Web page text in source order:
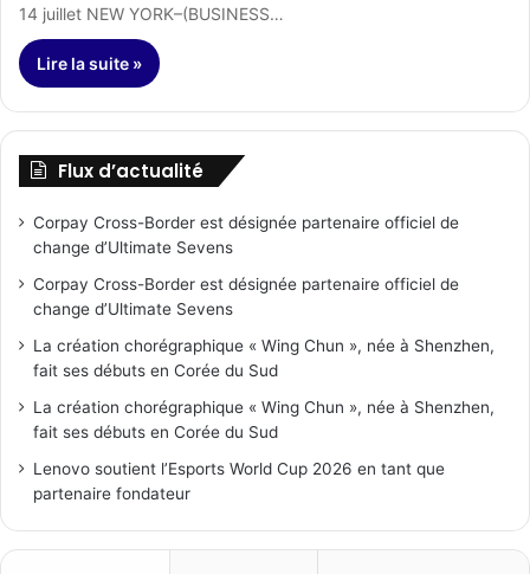
14 juillet NEW YORK–(BUSINESS…
Lire la suite »
Flux d’actualité
Corpay Cross-Border est désignée partenaire officiel de
change d’Ultimate Sevens
Corpay Cross-Border est désignée partenaire officiel de
change d’Ultimate Sevens
La création chorégraphique « Wing Chun », née à Shenzhen,
fait ses débuts en Corée du Sud
La création chorégraphique « Wing Chun », née à Shenzhen,
fait ses débuts en Corée du Sud
Lenovo soutient l’Esports World Cup 2026 en tant que
partenaire fondateur